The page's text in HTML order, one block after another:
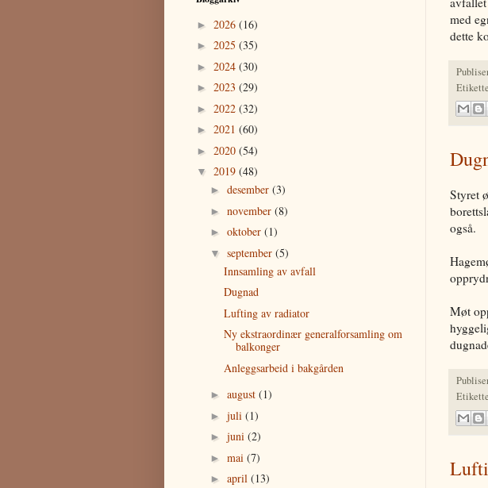
med
dette
Styret
også.
Møt
► 2026 (16)
► 2025 (35)
► 2024 (30)
► 2023 (29)
► 2022 (32)
► 2021 (60)
► 2020 (54)
▼ 2019 (48)
► desember (3)
► november (8)
► oktober (1)
▼ september (5)
Innsamling av avfall
Dugnad
Lufting av radiator
Ny ekstraordinær generalforsamling om
balkonger
Anleggsarbeid i bakgården
► august (1)
► juli (1)
► juni (2)
► mai (7)
► april (13)